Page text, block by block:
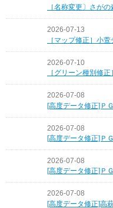
［名称変更〕さが
2026-07-13
［マップ修正］小
2026-07-10
［グリーン種別修
2026-07-08
[高度データ修正]Ｐ
2026-07-08
[高度データ修正]Ｐ
2026-07-08
[高度データ修正]Ｐ
2026-07-08
[高度データ修正]高